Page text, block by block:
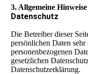
3. Allgemeine
Datenschutz
Die Betreiber dieser
persönlichen Daten
personenbezogenen
gesetzlichen
Datenschutzerklärung.